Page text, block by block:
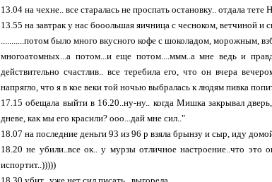
13.04 на чехне.. все старалась не проспать остановку.. отдала
13.55 на завтрак у нас бооольшая яичница с чесноком, ветчиной
...........потом было много вкусного кофе с шоколадом, морожным,
многоатомных...а потом...и еще потом....ммм..а мне ведь и
действительно счастлив.. все теребила его, что он вчера
напрягло, что я в кое веки той ночью выбралась к людям пивка
17.15 обещала выйти в 16.20..ну-ну.. когда Мишка закрывал
дневе, как мы его красили? ооо...дай мне сил.."
18.07 на последние деньги 93 из 96 р взяла брынзу и сыр, иду
18.20 не убили..все ок.. у мурзы отличное настроение..что это
испортит..)))))